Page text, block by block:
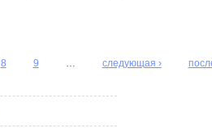
8 9 следующая ›